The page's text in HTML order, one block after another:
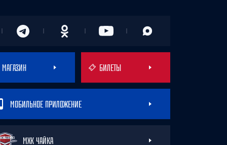
МАГАЗИН БИЛЕТЫ
МОБИЛЬНОЕ ПРИЛОЖЕНИЕ
МХК ЧАЙКА